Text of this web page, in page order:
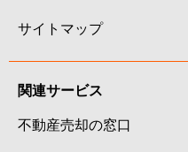
サイトマップ
関連サービス
不動産売却の窓口